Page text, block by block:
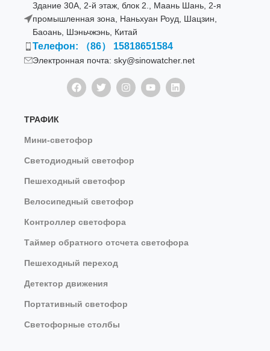
Здание 30A, 2-й этаж, блок 2., Маань Шань, 2-я
промышленная зона, Наньхуан Роуд, Шацзин,
Баоань, Шэньчжэнь, Китай
Телефон: （86） 15818651584
Электронная почта: sky@sinowatcher.net
ТРАФИК
Мини-светофор
Светодиодный светофор
Пешеходный светофор
Велосипедный светофор
Контроллер светофора
Таймер обратного отсчета светофора
Пешеходный переход
Детектор движения
Портативный светофор
Светофорные столбы